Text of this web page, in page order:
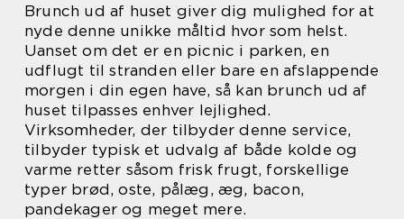
Brunch ud af huset giver dig mulighed for at
nyde denne unikke måltid hvor som helst.
Uanset om det er en picnic i parken, en
udflugt til stranden eller bare en afslappende
morgen i din egen have, så kan brunch ud af
huset tilpasses enhver lejlighed.
Virksomheder, der tilbyder denne service,
tilbyder typisk et udvalg af både kolde og
varme retter såsom frisk frugt, forskellige
typer brød, oste, pålæg, æg, bacon,
pandekager og meget mere.